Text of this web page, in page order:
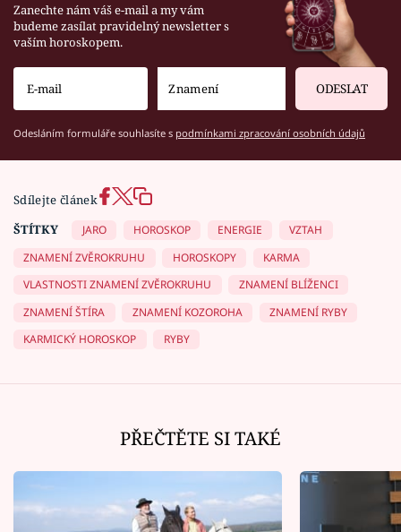
Zanechte nám váš e-mail a my vám
budeme zasílat pravidelný newsletter s
vaším horoskopem.
ODESLAT
Odesláním formuláře souhlasíte s podmínkami zpracování osobních údajů
Sdílejte článek
ŠTÍTKY
JARO HOROSKOP ENERGIE
VZTAH
ZNAMENÍ ZVĚROKRUHU
HOROSKOPY
KARMA
VLASTNOSTI ZNAMENÍ ZVĚROKRUHU
ZNAMENÍ BLÍŽENCI
ZNAMENÍ ŠTÍRA
ZNAMENÍ KOZOROHA
ZNAMENÍ RYBY
KARMICKÝ HOROSKOP
RYBY
PŘEČTĚTE SI TAKÉ